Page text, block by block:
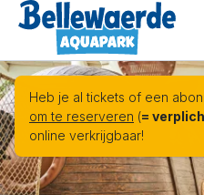
Heb je al tickets of een
om te reserveren (=
online verkrijgbaar!